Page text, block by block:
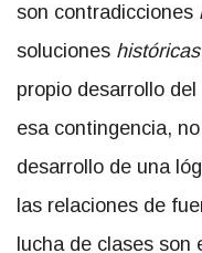
son contradicciones
soluciones históricas
propio desarrollo
esa contingencia,
desarrollo de una
las relaciones de
lucha de clases